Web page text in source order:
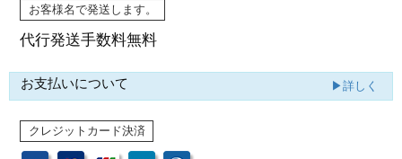
お客様名で発送します。
代行発送手数料無料
お支払いについて ▶詳しく
クレジットカード決済